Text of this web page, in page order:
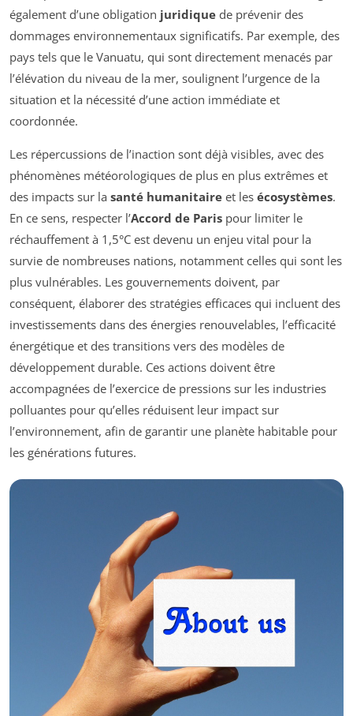
également d’une obligation juridique de prévenir des
dommages environnementaux significatifs. Par exemple, des
pays tels que le Vanuatu, qui sont directement menacés par
l’élévation du niveau de la mer, soulignent l’urgence de la
situation et la nécessité d’une action immédiate et
coordonnée.
Les répercussions de l’inaction sont déjà visibles, avec des
phénomènes météorologiques de plus en plus extrêmes et
des impacts sur la santé humanitaire et les écosystèmes.
En ce sens, respecter l’Accord de Paris pour limiter le
réchauffement à 1,5°C est devenu un enjeu vital pour la
survie de nombreuses nations, notamment celles qui sont les
plus vulnérables. Les gouvernements doivent, par
conséquent, élaborer des stratégies efficaces qui incluent des
investissements dans des énergies renouvelables, l’efficacité
énergétique et des transitions vers des modèles de
développement durable. Ces actions doivent être
accompagnées de l’exercice de pressions sur les industries
polluantes pour qu’elles réduisent leur impact sur
l’environnement, afin de garantir une planète habitable pour
les générations futures.